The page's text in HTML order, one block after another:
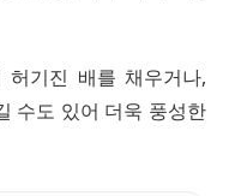
허기진 배를 채우거나,
수도 있어 더욱 풍성한